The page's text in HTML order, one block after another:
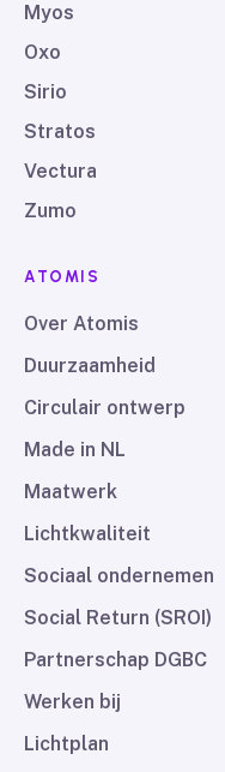
Myos
Oxo
Sirio
Stratos
Vectura
Zumo
ATOMIS
Over Atomis
Duurzaamheid
Circulair ontwerp
Made in NL
Maatwerk
Lichtkwaliteit
Sociaal ondernemen
Social Return (SROI)
Partnerschap DGBC
Werken bij
Lichtplan